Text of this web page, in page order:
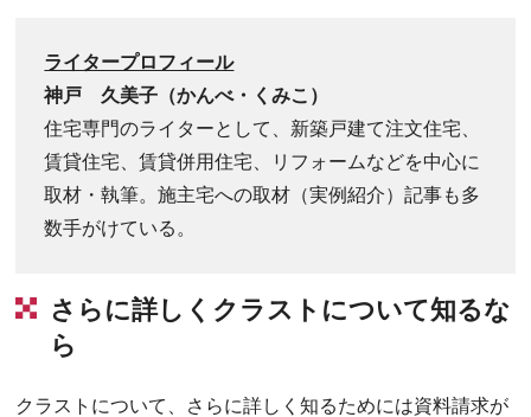
ライタープロフィール
神戸 久美子（かんべ・くみこ）
住宅専門のライターとして、新築戸建て注文住宅、
賃貸住宅、賃貸併用住宅、リフォームなどを中心に
取材・執筆。施主宅への取材（実例紹介）記事も多
数手がけている。
さらに詳しくクラストについて知るな
ら
クラストについて、さらに詳しく知るためには資料請求が